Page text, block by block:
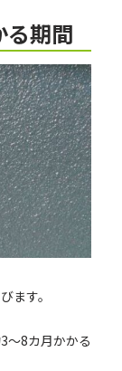
る期間
ます。
～8カ月かかる